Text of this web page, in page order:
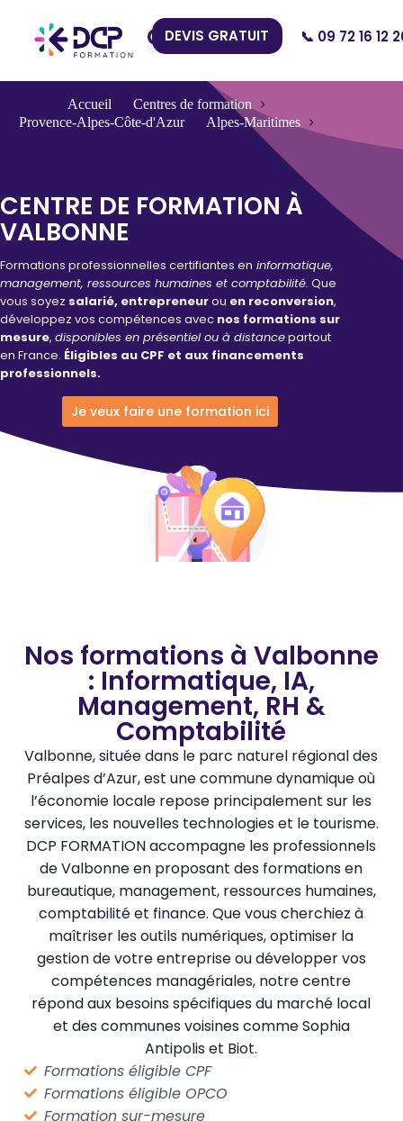
DEVIS GRATUIT 📞 09 72 16 12
Accueil
Centres de formation
Provence-Alpes-Côte-d'Azur
Alpes-Maritimes
CENTRE DE FORMATION À
VALBONNE
Formations professionnelles certifiantes en informatique,
management, ressources humaines et comptabilité. Que
vous soyez salarié, entrepreneurou en reconversion,
développez vos compétences avec nos formations sur
mesure, disponibles en présentiel ou à distancepartout
en France. Éligibles au CPF et aux financements
professionnels.
Je veux faire une formation ici
Nos formations à Valbonne
: Informatique, IA,
Management, RH &
Comptabilité
Valbonne, située dans le parc naturel régional des
Préalpes d’Azur, est une commune dynamique où
l’économie locale repose principalement sur les
services, les nouvelles technologies et le tourisme.
DCP FORMATION accompagne les professionnels
de Valbonne en proposant des formations en
bureautique, management, ressources humaines,
comptabilité et finance. Que vous cherchiez à
maîtriser les outils numériques, optimiser la
gestion de votre entreprise ou développer vos
compétences managériales, notre centre
répond aux besoins spécifiques du marché local
et des communes voisines comme Sophia
Antipolis et Biot.
Formations éligible CPF
Formations éligible OPCO
Formation sur-mesure